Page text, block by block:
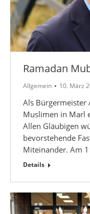
Ramadan
Allgemein 10. März
Als Bürgermeister
Muslimen in Marl
Allen Gläubigen
bevorstehende
Miteinander. Am
Details